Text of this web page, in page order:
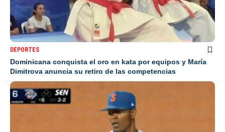
DEPORTES
Dominicana conquista el oro en kata por equipos y María
Dimitrova anuncia su retiro de las competencias